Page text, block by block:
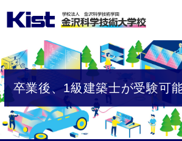
卒業後、1級建築士が受験可